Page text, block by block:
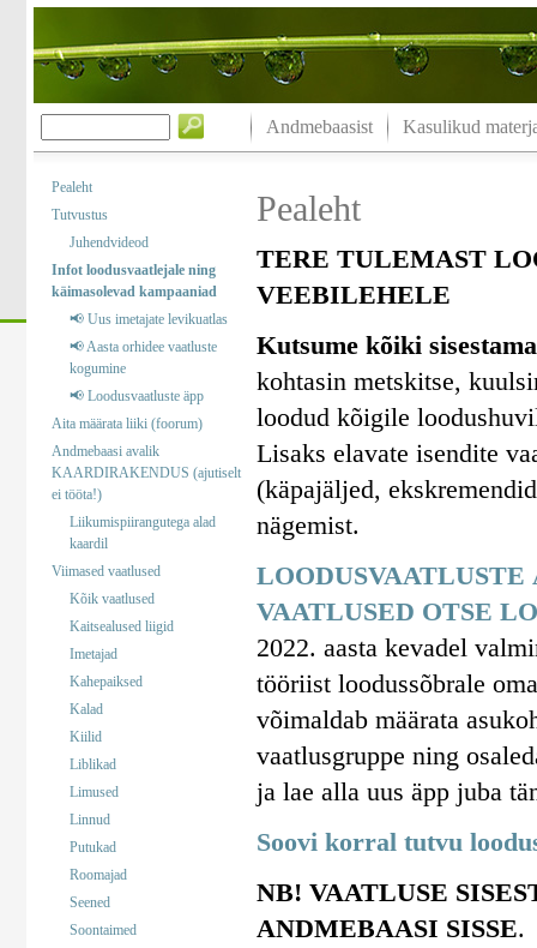
Andmebaasist Kasulikud
Pealeht
Tutvustus
Juhendvideod
Infot loodusvaatlejale ning
käimasolevad kampaaniad
📢 Uus imetajate levikuatlas
📢 Aasta orhidee vaatluste
kogumine
📢 Loodusvaatluste äpp
Aita määrata liiki (foorum)
Andmebaasi avalik
KAARDIRAKENDUS (ajutiselt
ei tööta!)
Liikumispiirangutega alad
kaardil
Viimased vaatlused
Kõik vaatlused
Kaitsealused liigid
Imetajad
Kahepaiksed
Kalad
Kiilid
Liblikad
Limused
Linnud
Putukad
Roomajad
Seened
Soontaimed
Pealeht
TERE TULEMAST
VEEBILEHELE
Kutsume kõiki
kohtasin metskitse,
loodud kõigile
Lisaks elavate isendite
(käpajäljed,
nägemist.
VAATLUSED OTSE
2022. aasta kevadel
tööriist loodussõbrale
võimaldab määrata
vaatlusgruppe ning
ja lae alla uus äpp juba
Soovi korral tutvu
NB! VAATLUSE
ANDMEBAASI SISSE.